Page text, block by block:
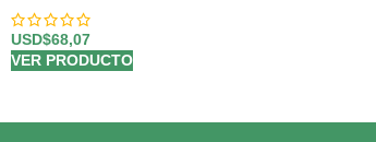
USD$68,07
VER PRODUCTO